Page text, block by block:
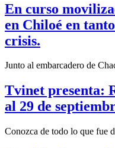
En curso
en Chiloé en
crisis.
Junto al embarcadero de
Tvinet presenta:
al 29 de
Conozca de todo lo que fue